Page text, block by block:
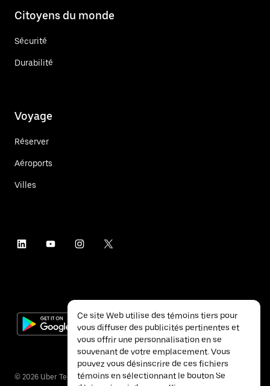
Citoyens du monde
Sécurité
Durabilité
Voyage
Réserver
Aéroports
Villes
© 2026 Uber Technologies inc.
Ce site Web utilise des témoins tiers pour
vous diffuser des publicités pertinentes et
vous offrir une personnalisation en se
souvenant de votre emplacement. Vous
pouvez vous désinscrire de ces fichiers
témoins en sélectionnant le bouton Se